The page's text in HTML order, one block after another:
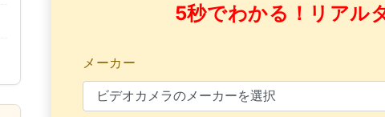
5秒でわかる！リアル
メーカー